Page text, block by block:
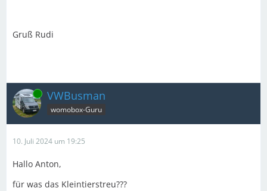
Gruß Rudi
Online VWBusman
womobox-Guru
10. Juli 2024 um 19:25
Hallo Anton,
für was das Kleintierstreu???